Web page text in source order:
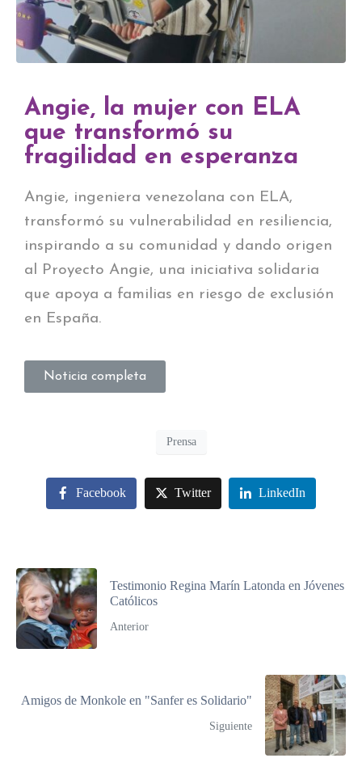
Angie, la mujer con ELA
que transformó su
fragilidad en esperanza
Angie, ingeniera venezolana con ELA,
transformó su vulnerabilidad en resiliencia,
inspirando a su comunidad y dando origen
al Proyecto Angie, una iniciativa solidaria
que apoya a familias en riesgo de exclusión
en España.
Noticia completa
Prensa
Facebook Twitter LinkedIn
Testimonio Regina Marín Latonda en Jóvenes
Católicos
Anterior
Amigos de Monkole en "Sanfer es Solidario"
Siguiente